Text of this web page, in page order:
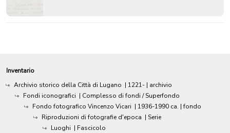
Inventario
Archivio storico della Città di Lugano | 1221- | archivio
Fondi iconografici | Complesso di fondi / Superfondo
Fondo fotografico Vincenzo Vicari | 1936-1990 ca. | fondo
Riproduzioni di fotografie d'epoca | Serie
Luoghi | Fascicolo